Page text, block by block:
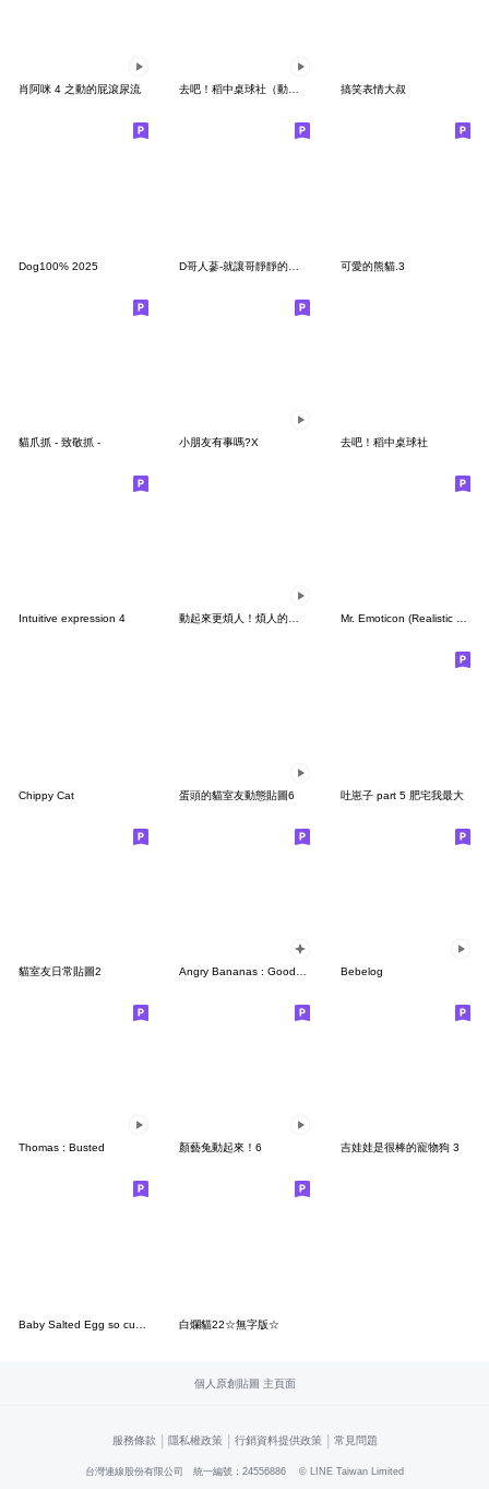
肖阿咪 4 之動的屁滾尿流 去吧！稻中桌球社（動態版） 搞笑表情大叔
Dog100% 2025 可愛的熊貓.3
貓爪抓 - 致敬抓 - 小朋友有事嗎?X 去吧！稻中桌球社
Intuitive expression 4 動起來更煩人！煩人的貓咪2 Mr. Emoticon (Realistic Ver.)
Chippy Cat 蛋頭的貓室友動態貼圖6 吐崽子 part 5 肥宅我最大
貓室友日常貼圖2 Bebelog
Thomas : Busted 顏藝兔動起來！6 吉娃娃是很棒的寵物狗 3
白爛貓22☆無字版☆
個人原創貼圖 主頁面
服務條款 | 隱私權政策 | 行銷資料提供政策 | 常見問題
台灣連線股份有限公司 統一編號：24556886 © LINE Taiwan Limited